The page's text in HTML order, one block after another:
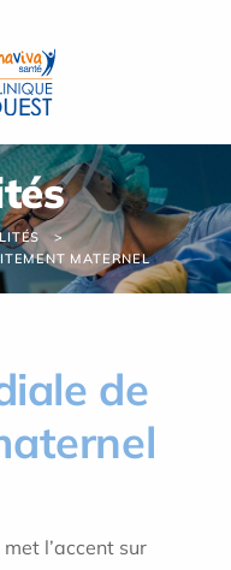
MATERNEL
de
l’accent sur